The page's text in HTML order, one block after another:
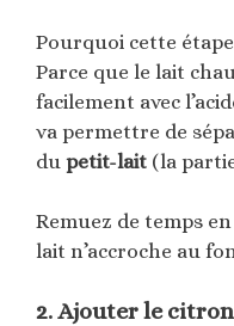
Pourquoi cette
Parce que le lait
facilement avec
va permettre de
du petit-lait (la
Remuez de temps
lait n’accroche au
2. Ajouter le